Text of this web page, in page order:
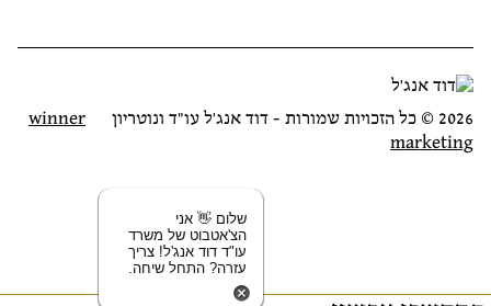
2026 © כל הזכויות שמורות - דוד אנג׳ל עו״ד ונוטריון
winner
marketing
שלום 👋 אני
הצ'אטבוט של משרד
עו"ד דוד אנג'ל! צריך
עזרה? התחל שיחה.